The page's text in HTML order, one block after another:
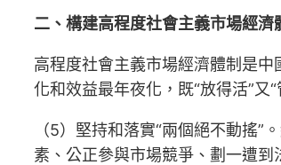
二、構建高程度社會主義市場經濟
高程度社會主義市場經濟體制是
化和效益最年夜化，既“放得活”又
（5）堅持和落實“兩個絕不動搖
素、公正參與市場競爭、劃一遭